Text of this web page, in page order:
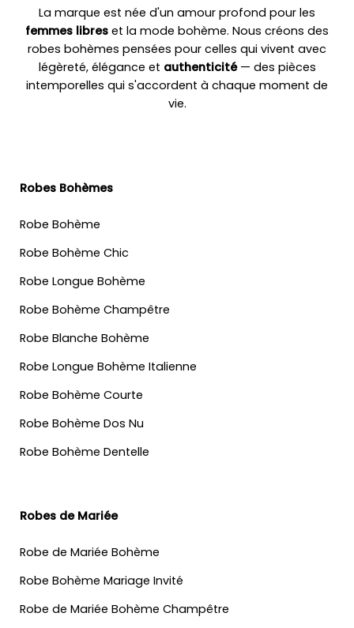
La marque est née d'un amour profond pour les
femmes libres et la mode bohème. Nous créons des
robes bohèmes pensées pour celles qui vivent avec
légèreté, élégance et authenticité— des pièces
intemporelles qui s'accordent à chaque moment de
vie.
Robes Bohèmes
Robe Bohème
Robe Bohème Chic
Robe Longue Bohème
Robe Bohème Champêtre
Robe Blanche Bohème
Robe Longue Bohème Italienne
Robe Bohème Courte
Robe Bohème Dos Nu
Robe Bohème Dentelle
Robes de Mariée
Robe de Mariée Bohème
Robe Bohème Mariage Invité
Robe de Mariée Bohème Champêtre